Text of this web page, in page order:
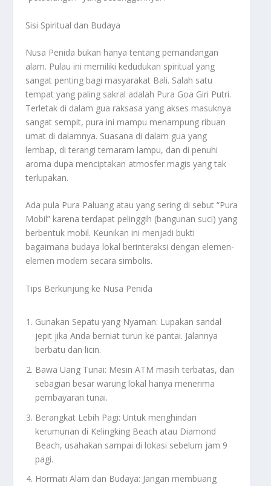
Sisi Spiritual dan Budaya
Nusa Penida bukan hanya tentang pemandangan
alam. Pulau ini memiliki kedudukan spiritual yang
sangat penting bagi masyarakat Bali. Salah satu
tempat yang paling sakral adalah Pura Goa Giri Putri.
Terletak di dalam gua raksasa yang akses masuknya
sangat sempit, pura ini mampu menampung ribuan
umat di dalamnya. Suasana di dalam gua yang
lembap, di terangi temaram lampu, dan di penuhi
aroma dupa menciptakan atmosfer magis yang tak
terlupakan.
Ada pula Pura Paluang atau yang sering di sebut “Pura
Mobil” karena terdapat pelinggih (bangunan suci) yang
berbentuk mobil. Keunikan ini menjadi bukti
bagaimana budaya lokal berinteraksi dengan elemen-
elemen modern secara simbolis.
Tips Berkunjung ke Nusa Penida
Gunakan Sepatu yang Nyaman: Lupakan sandal
jepit jika Anda berniat turun ke pantai. Jalannya
berbatu dan licin.
Bawa Uang Tunai: Mesin ATM masih terbatas, dan
sebagian besar warung lokal hanya menerima
pembayaran tunai.
Berangkat Lebih Pagi: Untuk menghindari
kerumunan di Kelingking Beach atau Diamond
Beach, usahakan sampai di lokasi sebelum jam 9
pagi.
Hormati Alam dan Budaya: Jangan membuang